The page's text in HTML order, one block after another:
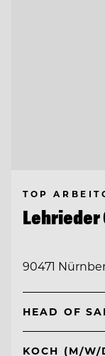
TOP
90471
HEAD OF
KOCH (M/W/